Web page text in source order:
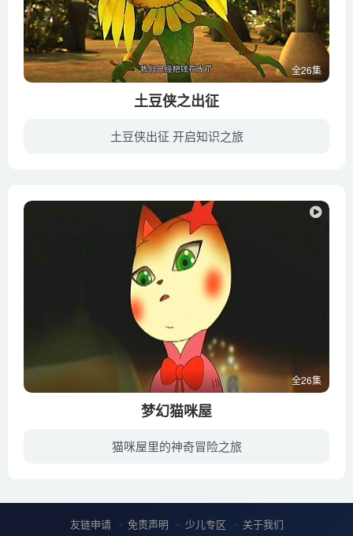
全26集
土豆侠之出征
土豆侠出征 开启知识之旅
全26集
梦幻猫咪屋
猫咪屋里的神奇冒险之旅
友链申请 免责声明 少儿专区 关于我们